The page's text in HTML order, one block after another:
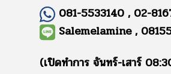
081-5533140 , 02-
Salemelamine ,
(เปิดทำการ จันทร์-เสาร์